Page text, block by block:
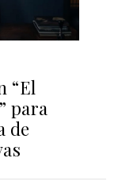
“El
para
de